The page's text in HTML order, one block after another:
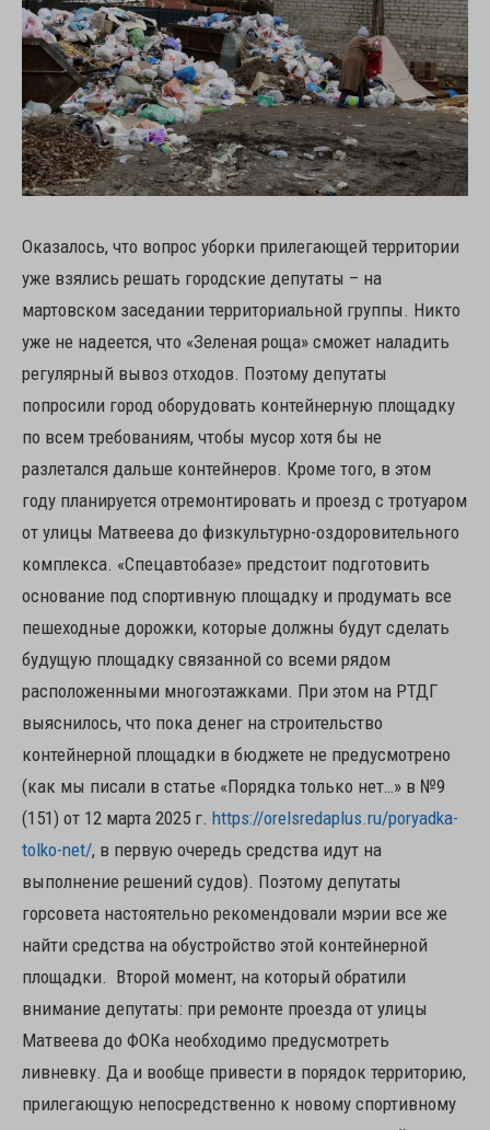
Оказалось, что вопрос уборки прилегающей территории
уже взялись решать городские депутаты – на
мартовском заседании территориальной группы. Никто
уже не надеется, что «Зеленая роща» сможет наладить
регулярный вывоз отходов. Поэтому депутаты
попросили город оборудовать контейнерную площадку
по всем требованиям, чтобы мусор хотя бы не
разлетался дальше контейнеров. Кроме того, в этом
году планируется отремонтировать и проезд с тротуаром
от улицы Матвеева до физкультурно-оздоровительного
комплекса. «Спецавтобазе» предстоит подготовить
основание под спортивную площадку и продумать все
пешеходные дорожки, которые должны будут сделать
будущую площадку связанной со всеми рядом
расположенными многоэтажками. При этом на РТДГ
выяснилось, что пока денег на строительство
контейнерной площадки в бюджете не предусмотрено
(как мы писали в статье «Порядка только нет…» в №9
(151) от 12 марта 2025 г. https://orelsredaplus.ru/poryadka-
tolko-net/, в первую очередь средства идут на
выполнение решений судов). Поэтому депутаты
горсовета настоятельно рекомендовали мэрии все же
найти средства на обустройство этой контейнерной
площадки. Второй момент, на который обратили
внимание депутаты: при ремонте проезда от улицы
Матвеева до ФОКа необходимо предусмотреть
ливневку. Да и вообще привести в порядок территорию,
прилегающую непосредственно к новому спортивному